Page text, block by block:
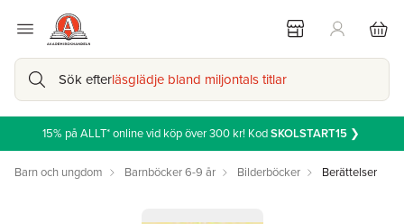
Sök efterläsglädje bland miljontals titlar
15% på ALLT* online vid köp över 300 kr! KodSKOLSTART15❯
Barn och ungdom Barnböcker 6-9 år Bilderböcker Berättelser